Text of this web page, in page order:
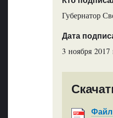
Губернатор
Дата
3 ноября 2017
Файл